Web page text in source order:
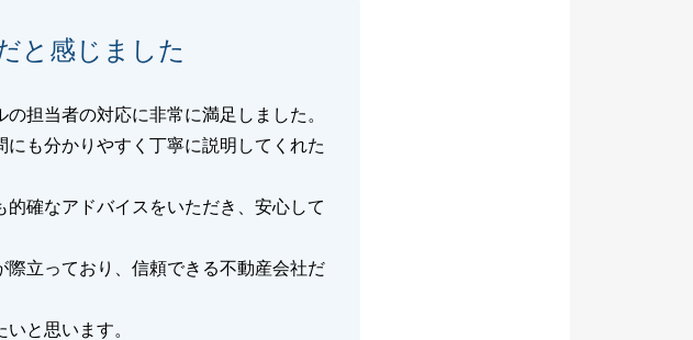
と感じました
担当者の対応に非常に満足しました。
も分かりやすく丁寧に説明してくれた
確なアドバイスをいただき、安心して
立っており、信頼できる不動産会社だ
と思います。